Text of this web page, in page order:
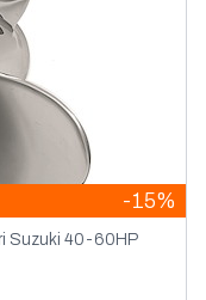
-15%
Suzuki 40-60HP